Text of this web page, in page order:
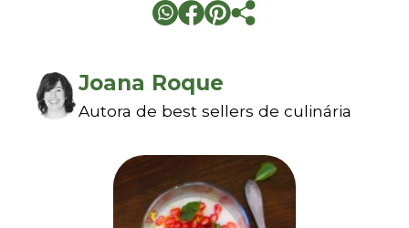
Joana Roque
Autora de best sellers de culinária